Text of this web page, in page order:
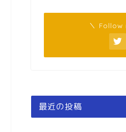
＼ Follow
最近の投稿